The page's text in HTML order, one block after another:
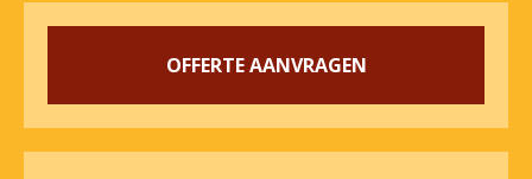
OFFERTE AANVRAGEN